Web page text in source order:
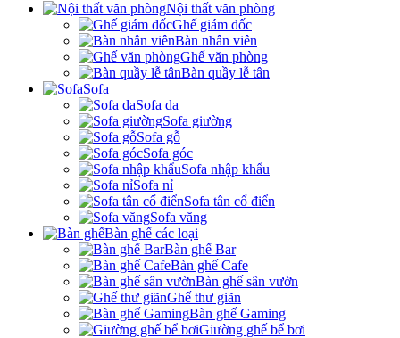
Nội thất văn phòng
Ghế giám đốc
Bàn nhân viên
Ghế văn phòng
Bàn quầy lễ tân
Sofa
Sofa da
Sofa giường
Sofa gỗ
Sofa góc
Sofa nhập khẩu
Sofa nỉ
Sofa tân cổ điển
Sofa văng
Bàn ghế các loại
Bàn ghế Bar
Bàn ghế Cafe
Bàn ghế sân vườn
Ghế thư giãn
Bàn ghế Gaming
Giường ghế bể bơi